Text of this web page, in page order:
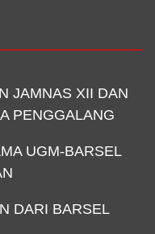
JAMNAS XII DAN
PENGGALANG
UGM-BARSEL
DARI BARSEL